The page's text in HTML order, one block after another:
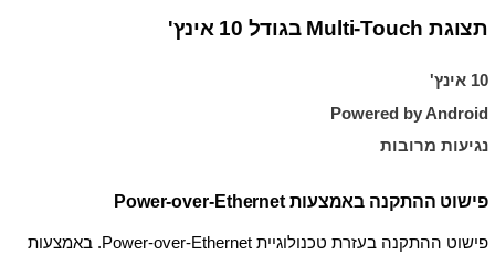
תצוגת Multi-Touch בגודל 10 אינץ'
10 אינץ'
Powered by Android
נגיעות מרובות
פישוט ההתקנה באמצעות Power-over-Ethernet
פישוט ההתקנה בעזרת טכנולוגיית Power-over-Ethernet. באמצעות